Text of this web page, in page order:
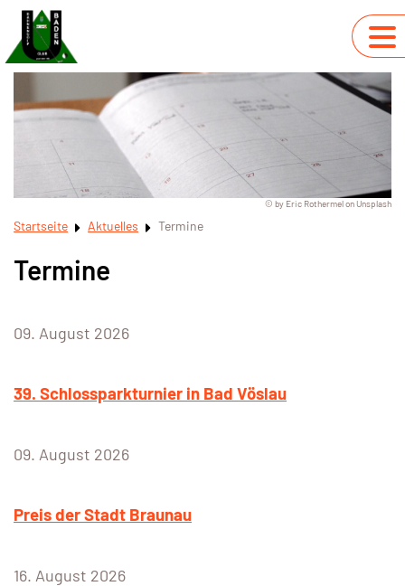
© by Eric Rothermel on Unsplash
Startseite Aktuelles Termine
Termine
09. August 2026
39. Schlossparkturnier in Bad Vöslau
09. August 2026
Preis der Stadt Braunau
16. August 2026